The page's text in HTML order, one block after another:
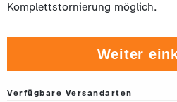
Komplettstornierung möglich.
Weiter
Verfügbare Versandarten